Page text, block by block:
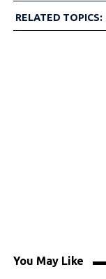
RELATED TOPICS:
You May Like